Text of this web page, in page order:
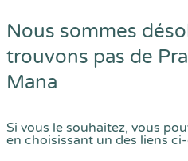
Nous sommes
trouvons pas de
Mana
Si vous le souhaitez, vous
en choisissant un des liens